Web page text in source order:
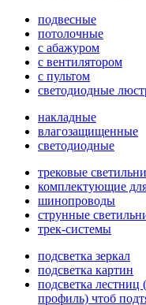
подвесные
потолочные
с абажуром
с вентилятором
с пультом
светодиодные
накладные
влагозащищенные
светодиодные
трековые
комплектующие
шинопроводы
струнные
трек-системы
подсветка зеркал
подсветка картин
подсветка лестниц
профиль) чтоб